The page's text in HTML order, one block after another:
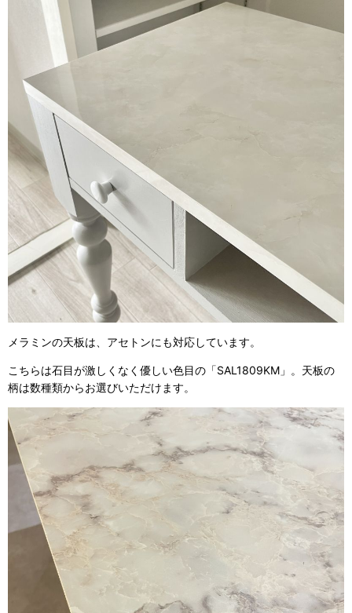
メラミンの天板は、アセトンにも対応しています。
こちらは石目が激しくなく優しい色目の「SAL1809KM」。天板の
柄は数種類からお選びいただけます。